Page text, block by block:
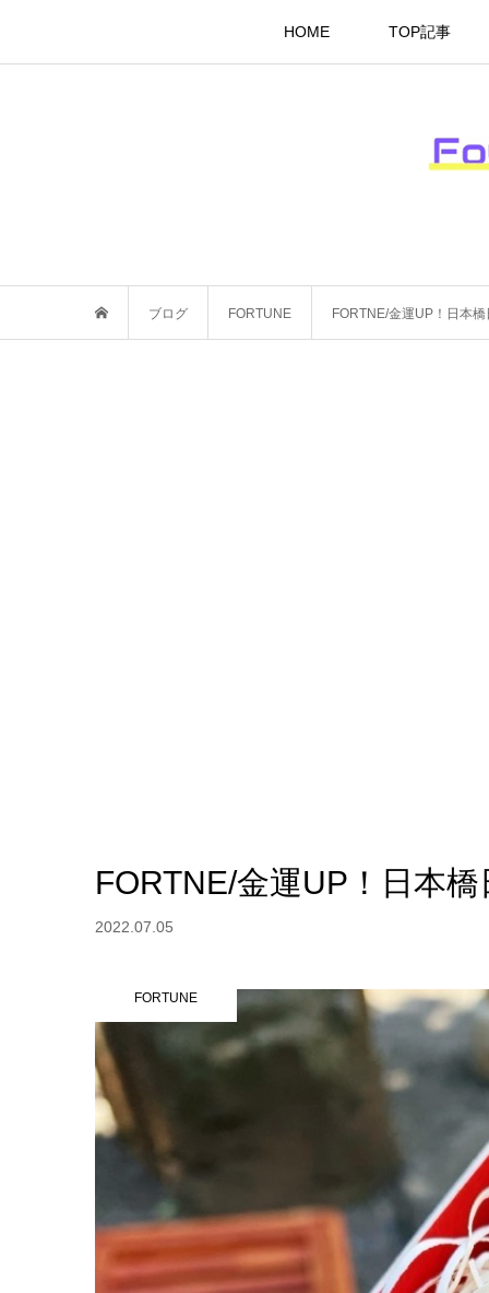
HOME TOP記事
ブログ FORTUNE FORTNE/金運UP！日本
FORTNE/金運UP！日本
2022.07.05
FORTUNE